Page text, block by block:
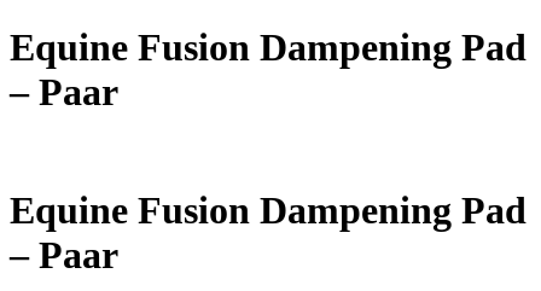
Equine Fusion Dampening Pad
– Paar
Equine Fusion Dampening Pad
– Paar